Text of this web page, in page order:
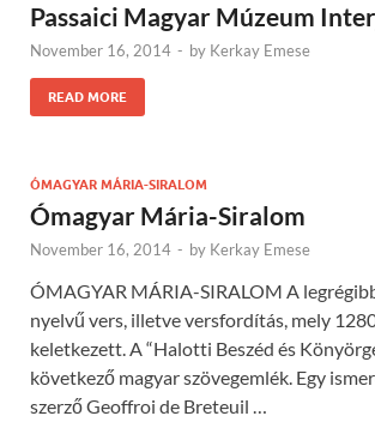
Passaici Magyar Múzeum
November 16, 2014 - by Kerkay Emese
READ MORE
ÓMAGYAR MÁRIA-SIRALOM
Ómagyar Mária-Siralom
November 16, 2014 - by Kerkay Emese
ÓMAGYAR MÁRIA-SIRALOM A
nyelvű vers, illetve versfordítás, mely
keletkezett. A “Halotti Beszéd és
következő magyar szövegemlék. Egy
szerző Geoffroi de Breteuil …